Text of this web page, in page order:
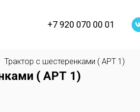
+7 920 070 00 01
Трактор с шестеренками ( АРТ 1)
( АРТ 1)